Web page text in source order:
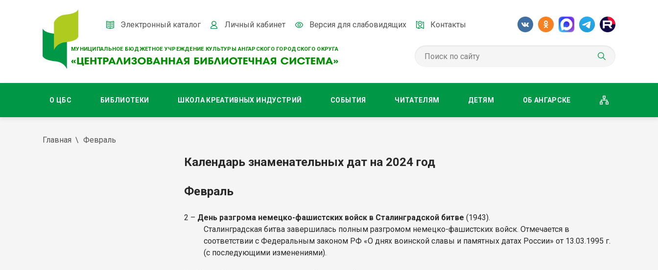
МУНИЦИПАЛЬНОЕ БЮДЖЕТНОЕ УЧРЕЖДЕНИЕ КУЛЬТУРЫ АНГАРСКОГО ГОРОДСКОГО ОКРУГА
Электронный каталог Личный кабинет Версия для слабовидящих Контакты
О ЦБС БИБЛИОТЕКИ ШКОЛА КРЕАТИВНЫХ ИНДУСТРИЙ СОБЫТИЯ ЧИТАТЕЛЯМ ДЕТЯМ ОБ АНГАРСКЕ
Главная Февраль
Календарь знаменательных дат на 2024 год
Февраль
2 – День разгрома немецко-фашистских войск в Сталинградской битве (1943).
Сталинградская битва завершилась полным разгромом немецко-фашистских войск. Отмечается в
соответствии с Федеральным законом РФ «О днях воинской славы и памятных датах России» от 13.03.1995 г.
(с последующими изменениями).